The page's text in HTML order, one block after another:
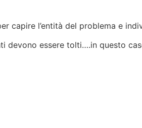
capire l’entità del problema e
devono essere tolti….in questo